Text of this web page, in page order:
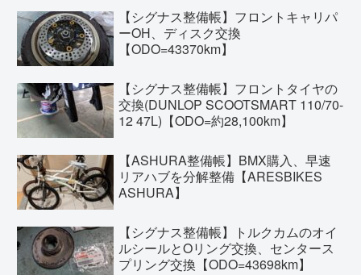
【シグナス整備帳】フロントキャリパ
ーOH、ディスク交換
【ODO=43370km】
【シグナス整備帳】フロントタイヤの
交換(DUNLOP SCOOTSMART 110/70-
12 47L)【ODO=約28,100km】
【ASHURA整備帳】BMX購入、早速
リアハブを分解整備【ARESBIKES
ASHURA】
【シグナス整備帳】トルクカムのオイ
ルシールとOリング交換、センタース
プリング交換【ODO=43698km】